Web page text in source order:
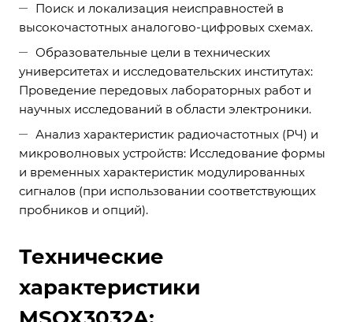
Поиск и локализация неисправностей в
высокочастотных аналогово-цифровых схемах.
Образовательные цели в технических
университетах и исследовательских институтах:
Проведение передовых лабораторных работ и
научных исследований в области электроники.
Анализ характеристик радиочастотных (РЧ) и
микроволновых устройств: Исследование формы
и временных характеристик модулированных
сигналов (при использовании соответствующих
пробников и опций).
Технические
характеристики